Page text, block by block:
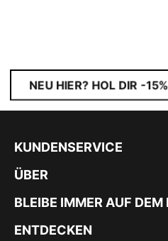
NEU HIER? HOL DIR -15%
KUNDENSERVICE
ÜBER
BLEIBE IMMER AUF DEM
ENTDECKEN